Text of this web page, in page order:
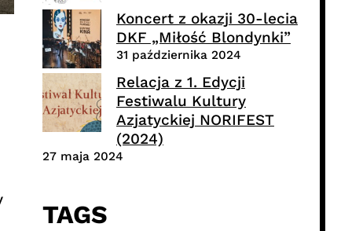
Koncert z okazji 30-lecia
DKF „Miłość Blondynki”
31 października 2024
Relacja z 1. Edycji
Festiwalu Kultury
Azjatyckiej NORIFEST
(2024)
27 maja 2024
TAGS